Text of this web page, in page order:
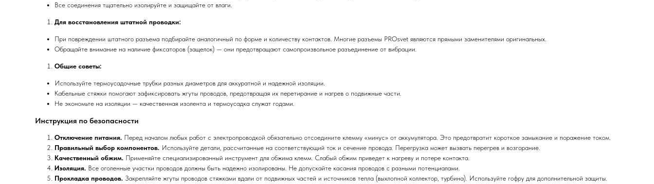
Все соединения тщательно изолируйте и защищайте от влаги.
Для восстановления штатной проводки:
При повреждении штатного разъема подбирайте аналогичный по форме и количеству контактов. Многие разъемы PROsvet являются прямыми заменителями оригинальных.
Обращайте внимание на наличие фиксаторов (защелок) — они предотвращают самопроизвольное разъединение от вибрации.
Общие советы:
Используйте термоусадочные трубки разных диаметров для аккуратной и надежной изоляции.
Кабельные стяжки помогают зафиксировать жгуты проводов, предотвращая их перетирание и нагрев о подвижные части.
Не экономьте на изоляции — качественная изолента и термоусадка служат годами.
Инструкция по безопасности
Отключение питания. Перед началом любых работ с электропроводкой обязательно отсоедините клемму «минус» от аккумулятора. Это предотвратит короткое замыкание и поражение током.
Правильный выбор компонентов. Используйте детали, рассчитанные на соответствующий ток и сечение провода. Перегрузка может вызвать перегрев и возгорание.
Качественный обжим. Применяйте специализированный инструмент для обжима клемм. Слабый обжим приведет к нагреву и потере контакта.
Изоляция. Все оголенные участки проводов должны быть надежно изолированы. Не допускайте касания проводов с разными потенциалами.
Прокладка проводов. Закрепляйте жгуты проводов стяжками вдали от подвижных частей и источников тепла (выхлопной коллектор, турбина). Используйте гофру для дополнительной защиты.